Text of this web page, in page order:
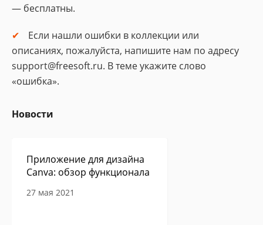
— бесплатны.
Если нашли ошибки в коллекции или
описаниях, пожалуйста, напишите нам по адресу
support@freesoft.ru. В теме укажите слово
«ошибка».
Новости
Приложение для дизайна
Canva: обзор функционала
27 мая 2021